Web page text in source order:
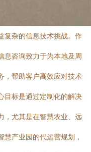
复杂的信息技术挑战。作
息咨询致力于为本地及周
，帮助客户高效应对技术
目标是通过定制化的解决
，尤其是在智慧农业、远
产业园的代运营规划，